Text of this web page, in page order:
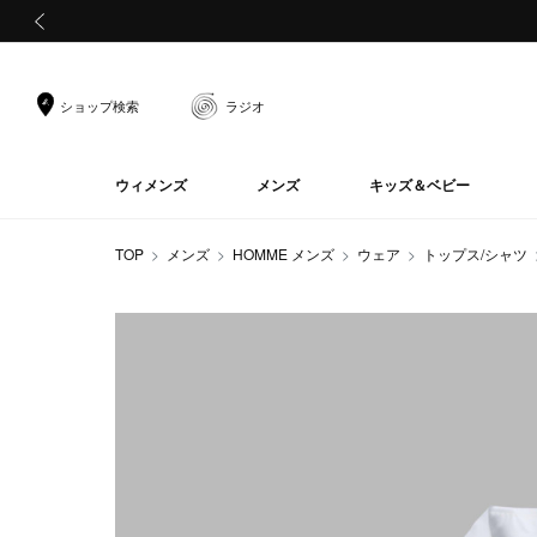
ショップ検索 ラジオ
ウィメンズ メンズ キッズ＆ベビー
TOP メンズ HOMME メンズ ウェア トップス/シャツ